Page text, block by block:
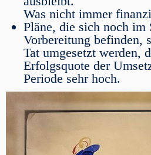
Was nicht immer
Pläne, die sich noch im
Vorbereitung befinden,
Tat umgesetzt werden,
Erfolgsquote der
Periode sehr hoch.